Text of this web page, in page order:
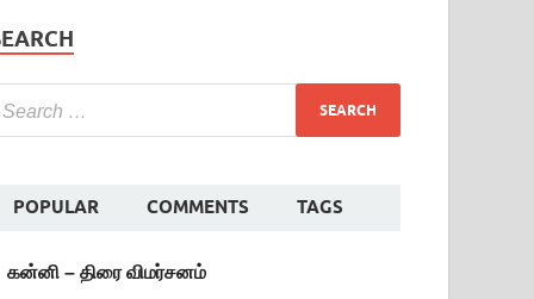
POPULAR COMMENTS TAGS
கன்னி – திரை விமர்சனம்